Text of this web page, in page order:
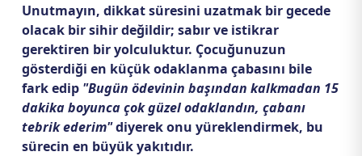
Unutmayın, dikkat süresini uzatmak bir gecede
olacak bir sihir değildir; sabır ve istikrar
gerektiren bir yolculuktur. Çocuğunuzun
gösterdiği en küçük odaklanma çabasını bile
fark edip "Bugün ödevinin başından kalkmadan 15
dakika boyunca çok güzel odaklandın, çabanı
tebrik ederim"diyerek onu yüreklendirmek, bu
sürecin en büyük yakıtıdır.